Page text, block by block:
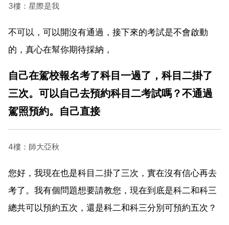
3樓：星際是我
不可以，可以開沒有通過，接下來的考試是不會啟動
的，真心在幫你期待採納，
自己在駕校報名考了科目一過了，科目二掛了
三次。可以自己去預約科目二考試嗎？不通過
駕照預約。自己直接
4樓：師大亞秋
您好，我現在也是科目二掛了三次，實在沒有信心再去
考了。我有個問題想要請教您，現在到底是科二和科三
總共可以預約五次，還是科二和科三分別可預約五次？